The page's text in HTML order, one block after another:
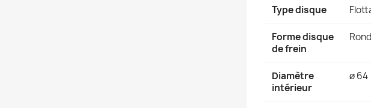
Type disque
Forme disque
de frein
Rond
Diamètre
intérieur
ø 64